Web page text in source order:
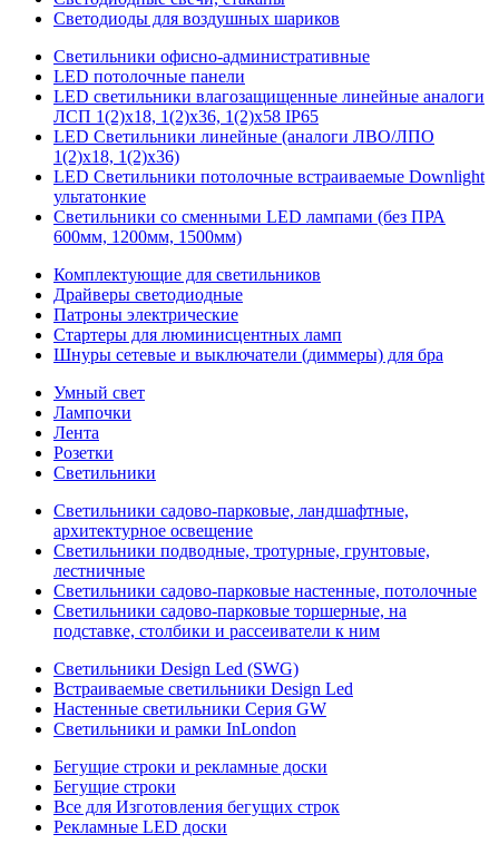
Светодиоды для воздушных шариков
Светильники офисно-административные
LED потолочные панели
LED светильники влагозащищенные линейные аналоги
ЛСП 1(2)х18, 1(2)х36, 1(2)х58 IP65
LED Светильники линейные (аналоги ЛВО/ЛПО
1(2)х18, 1(2)х36)
LED Светильники потолочные встраиваемые Downlight
ультатонкие
Светильники со сменными LED лампами (без ПРА
600мм, 1200мм, 1500мм)
Комплектующие для светильников
Драйверы светодиодные
Патроны электрические
Стартеры для люминисцентных ламп
Шнуры сетевые и выключатели (диммеры) для бра
Умный свет
Лампочки
Лента
Розетки
Светильники
Светильники садово-парковые, ландшафтные,
архитектурное освещение
Светильники подводные, тротурные, грунтовые,
лестничные
Светильники садово-парковые настенные, потолочные
Светильники садово-парковые торшерные, на
подставке, столбики и рассеиватели к ним
Светильники Design Led (SWG)
Встраиваемые светильники Design Led
Настенные светильники Серия GW
Светильники и рамки InLondon
Бегущие строки и рекламные доски
Бегущие строки
Все для Изготовления бегущих строк
Рекламные LED доски